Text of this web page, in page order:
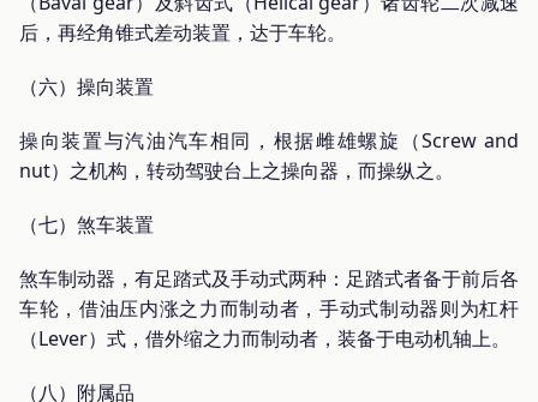
后，再经角锥式差动装置，达于车轮。
（六）操向装置
操向装置与汽油汽车相同，根据雌雄螺旋（Screw and
nut）之机构，转动驾驶台上之操向器，而操纵之。
（七）煞车装置
煞车制动器，有足踏式及手动式两种：足踏式者备于前后各
车轮，借油压内涨之力而制动者，手动式制动器则为杠杆
（Lever）式，借外缩之力而制动者，装备于电动机轴上。
（八）附属品